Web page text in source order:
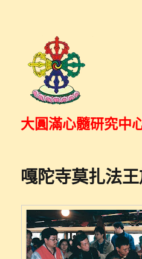
大圓滿心髓研究中
嘎陀寺莫扎法